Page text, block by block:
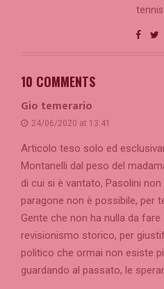
tennis.
10 COMMENTS
Gio temerario
24/06/2020 at 13:41
Articolo teso solo ed
Montanelli dal peso del
di cui si è vantato, Pasolini
paragone non è possibile, per
Gente che non ha nulla da
revisionismo storico, per
politico che ormai non esiste
guardando al passato, le